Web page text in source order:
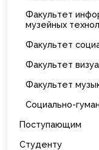
Факультет
музейных
Факультет
Факультет
Факультет
Социально-
Поступающим
Студенту